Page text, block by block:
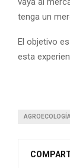
tenga un
El objetivo
esta